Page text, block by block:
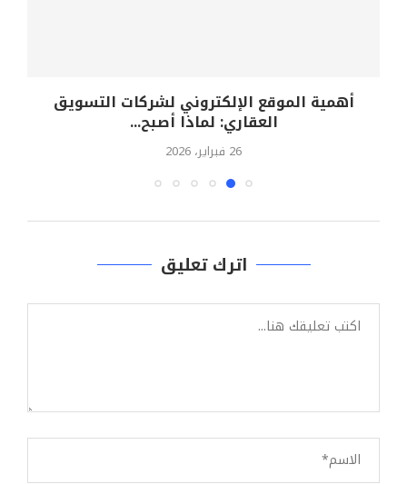
أهمية الموقع الإلكتروني لشركات التسويق
العقاري: لماذا أصبح...
26 فبراير، 2026
اترك تعليق